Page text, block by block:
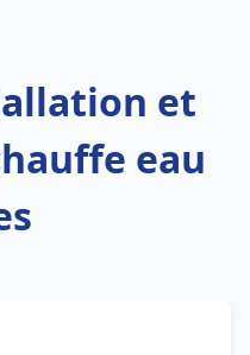
et
eau